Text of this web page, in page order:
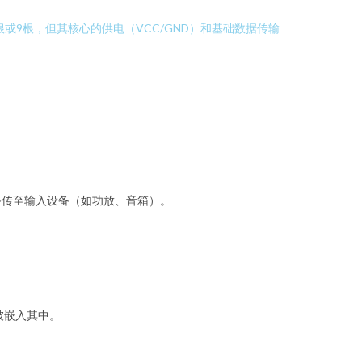
9根，但其核心的供电（VCC/GND）和基础数据传输
至输入设备（如功放、音箱）。
入其中。